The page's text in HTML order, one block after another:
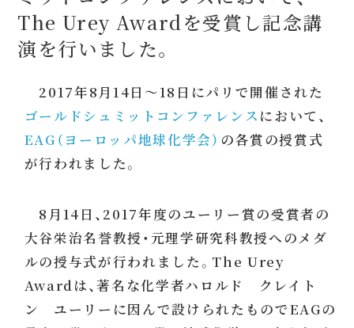
The Urey Awardを受賞し記念講
演を行いました。
2017年8月14日～18日にパリで開催された
ゴールドシュミットコンファレンス において、
EAG（ヨーロッパ地球化学会） の各賞の授賞式
が行われました。
8月14日、2017年度のユーリー賞の受賞者の
大谷栄治名誉教授・元理学研究科教授へのメダ
ルの授与式が行われました。The Urey
Awardは、著名な化学者ハロルド クレイト
ン ユーリーに因んで設けられたものでEAGの